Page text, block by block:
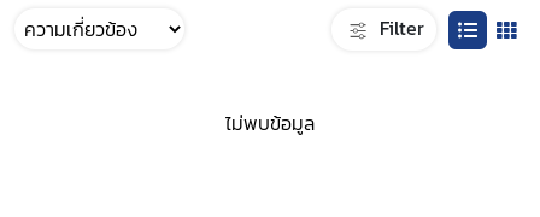
Filter
ไม่พบข้อมูล